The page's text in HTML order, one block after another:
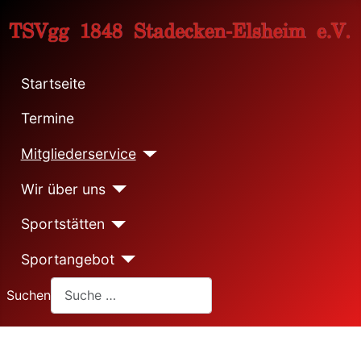
Startseite
Termine
Mitgliederservice
Wir über uns
Sportstätten
Sportangebot
Suchen